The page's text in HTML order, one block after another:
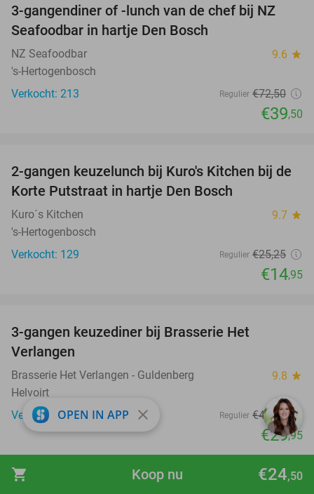
shopping_cart €24,50
Koop nu
46%
3-gangendiner of -lunch van de chef bij NZ
Seafoodbar in hartje Den Bosch
NZ Seafoodbar 9.6 star
's-Hertogenbosch
Verkocht: 213
Regulier €72,50
€39,50
41%
2-gangen keuzelunch bij Kuro's Kitchen bij de
Korte Putstraat in hartje Den Bosch
Kuro´s Kitchen 9.7 star
's-Hertogenbosch
Verkocht: 129
Regulier €25,25
€14,95
3-gangen keuzediner bij Brasserie Het
Verlangen
Brasserie Het Verlangen - Guldenberg 9.8 star
Helvoirt
Verkocht: 654
Regulier €43,20
€29,95
OPEN IN APP close